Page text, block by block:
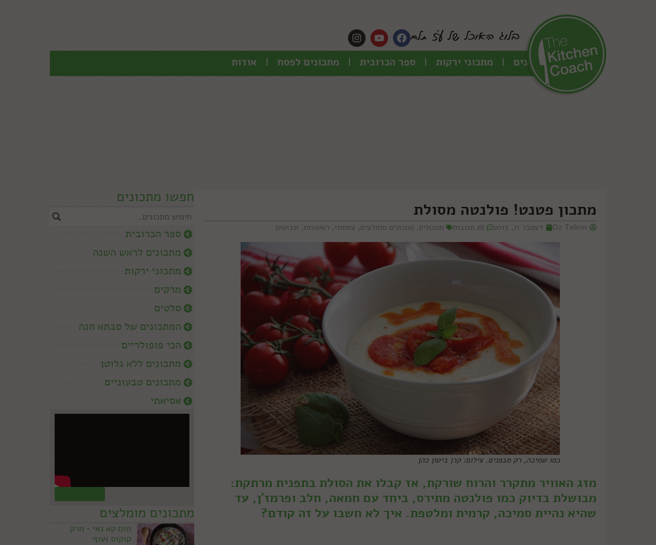
כל המתכונים מתכוני ירקות ספר הכרובית מתכונים לפסח אודות
חפשו מתכונים
ספר הכרובית
מתכונים לראש השנה
מתכוני ירקות
מרקים
סלטים
המתכונים של סבתא חנה
הכי פופולריים
מתכונים ללא גלוטן
מתכונים טבעוניים
אסיאתי
מתכונים מומלצים
טום קא גאי • מרק
קוקוס ועוף
מתכון פטנט! פולנטה מסולת
Oz Telem דצמבר 11, 2013 28 תגובות מתכונים, מתכונים מומלצים, צמחוני, ראשונות, שבועות
כמו שמיכה, רק מבפנים. צילום: קרן ביטון כהן
מזג האוויר מתקרר והרוח שורקת, אז קבלו את הסולת בתפנית מרתקת:
מבושלת בדיוק כמו פולנטה מתירס, ביחד עם חמאה, חלב ופרמז'ן, עד
שהיא נהיית סמיכה, קרמית ומלטפת. איך לא חשבו על זה קודם?